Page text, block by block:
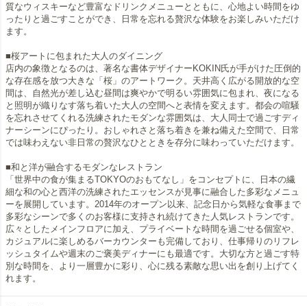
質なウィスキーなど豊富なドリンクメニューとともに、心地よい時間をゆ
ったりと過ごすことができ、日常を忘れる贅沢な体験をお楽しみいただけ
ます。
■桜アートに包まれた大人のダイニング
店内の象徴となるのは、著名な書体デザイナーKOKIN氏が手がけた圧倒的
な存在感を放つ大きな「桜」のアートワーク。天井高く広がる開放的な空
間は、自然光が差し込む昼間は爽やかで明るい雰囲気に包まれ、夜になる
と照明が織りなす落ち着いた大人の空間へと表情を変えます。都会の喧騒
を忘れさせてくれる洗練されたモダンな雰囲気は、大人同士で過ごすディ
ナーシーンにぴったり。おしゃれさと落ち着きを兼ね備えた空間で、日常
では味わえない非日常の贅沢なひとときを存分に味わっていただけます。
■和と洋が融合するモダンなレストラン
「世界中の食が集まるTOKYOのおもてなし」をコンセプトに、日本の繊
細な和の心と西洋の洗練されたエッセンスが見事に融合した多彩なメニュ
ーを展開しています。2014年のオープン以来、記念日から気軽な食事まで
多彩なシーンで多くのお客様に支持され続けてきた人気レストランです。
広々としたメインフロアに加え、プライベートな時間を過ごせる個室や、
カジュアルに楽しめるバーカウンターも完備しており、仕事帰りのリフレ
ッシュタイムや週末のご褒美ディナーにも最適です。大切な方と過ごす特
別な時間を、より一層豊かに彩り、心に残る素敵な思い出を創り上げてく
れます。